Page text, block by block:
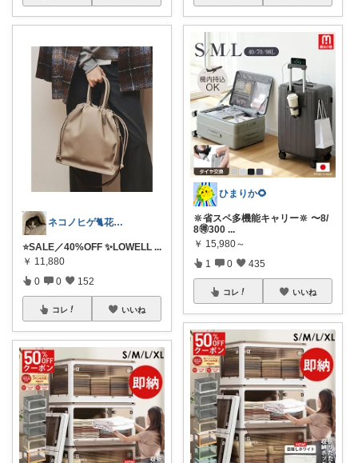
ネコノヒゲ🐈花好きオタクの庭🪴
⭐️SALE／40%OFF ✨LOWELL ...
￥ 11,880
0 0 152
コレ いいね
ひまりか🌻
🔆省スペ多機能キャリー🔆 〜8/
8🉐300 ...
￥ 15,980～
1 0 435
コレ いいね